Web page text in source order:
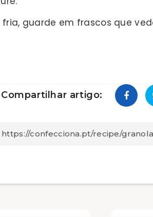
fria, guarde em frascos que
Compartilhar artigo: